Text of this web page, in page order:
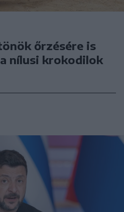
őrzésére is
nílusi krokodilok